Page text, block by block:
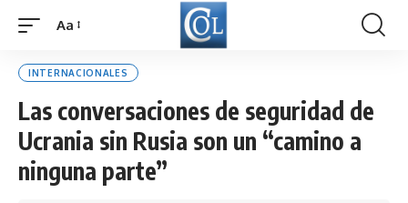
Font
Aa
INTERNACIONALES
Las conversaciones de seguridad de
Ucrania sin Rusia son un “camino a
ninguna parte”